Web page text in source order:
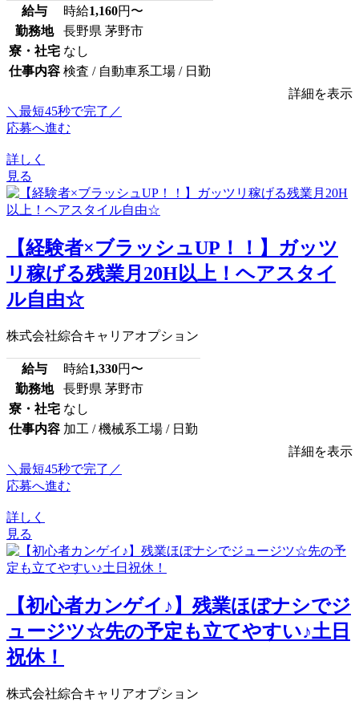
給与 時給1,160円〜
勤務地
長野県 茅野市
寮・社宅 なし
仕事内容 検査 / 自動車系工場 / 日勤
詳細を表示
＼最短45秒で完了／
応募へ進む
詳しく
見る
【経験者×ブラッシュUP！！】ガッツ
リ稼げる残業月20H以上！ヘアスタイ
ル自由☆
株式会社綜合キャリアオプション
給与 時給1,330円〜
勤務地
長野県 茅野市
寮・社宅 なし
仕事内容 加工 / 機械系工場 / 日勤
詳細を表示
＼最短45秒で完了／
応募へ進む
詳しく
見る
【初心者カンゲイ♪】残業ほぼナシでジ
ュージツ☆先の予定も立てやすい♪土日
祝休！
株式会社綜合キャリアオプション